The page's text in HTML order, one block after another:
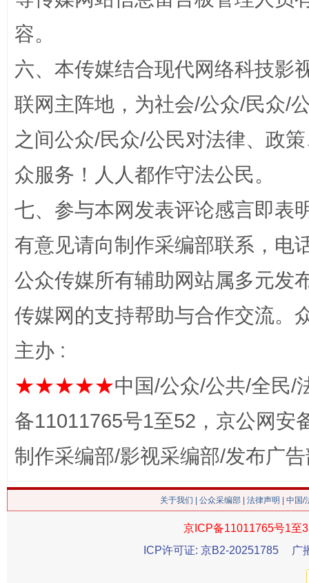
这是一记警钟！ 谢
容。
六、本传媒结合现代网络科技影
联网主阵地，为社会/公众/民众/
之间公众/民众/公民对法律、政
众服务！人人都作守法公民。
七、参与本网发表评论感言即表
有意见请向制作采编部联系，电
公众传媒所有辅助网站属多元发
传媒网的支持帮助与合作交流。
主办 :
★★★★★中国/公众/公共/全民/
备11011765号1至52，京公网安
制作采编部/影视采编部/发布广
关于我们 公众采编部 法律声明 | 中国
京ICP备11011765号1至
ICP许可证: 京B2-20251785
广